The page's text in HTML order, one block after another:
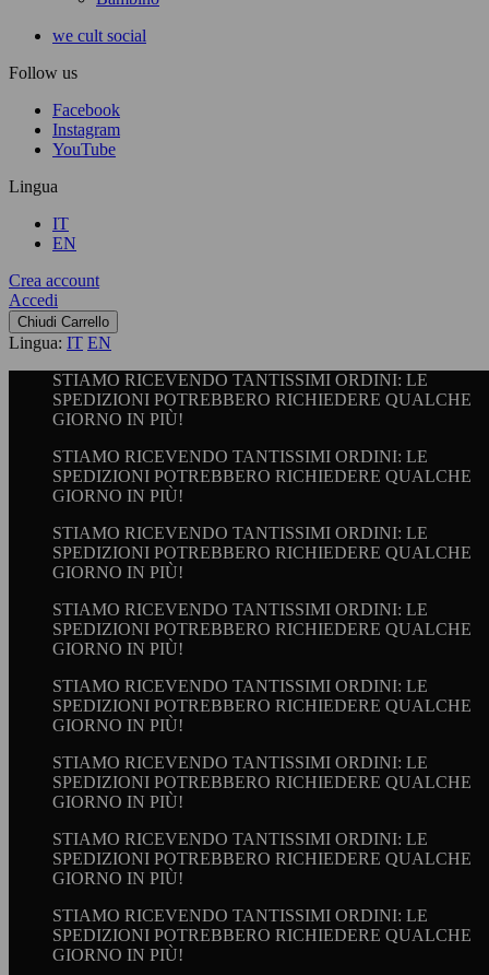
we cult social
Follow us
Facebook
Instagram
YouTube
Lingua
IT
EN
Crea account
Accedi
Chiudi Carrello
Lingua: IT EN
STIAMO RICEVENDO TANTISSIMI ORDINI: LE
SPEDIZIONI POTREBBERO RICHIEDERE QUALCHE
GIORNO IN PIÙ!
STIAMO RICEVENDO TANTISSIMI ORDINI: LE
SPEDIZIONI POTREBBERO RICHIEDERE QUALCHE
GIORNO IN PIÙ!
STIAMO RICEVENDO TANTISSIMI ORDINI: LE
SPEDIZIONI POTREBBERO RICHIEDERE QUALCHE
GIORNO IN PIÙ!
STIAMO RICEVENDO TANTISSIMI ORDINI: LE
SPEDIZIONI POTREBBERO RICHIEDERE QUALCHE
GIORNO IN PIÙ!
STIAMO RICEVENDO TANTISSIMI ORDINI: LE
SPEDIZIONI POTREBBERO RICHIEDERE QUALCHE
GIORNO IN PIÙ!
STIAMO RICEVENDO TANTISSIMI ORDINI: LE
SPEDIZIONI POTREBBERO RICHIEDERE QUALCHE
GIORNO IN PIÙ!
STIAMO RICEVENDO TANTISSIMI ORDINI: LE
SPEDIZIONI POTREBBERO RICHIEDERE QUALCHE
GIORNO IN PIÙ!
STIAMO RICEVENDO TANTISSIMI ORDINI: LE
SPEDIZIONI POTREBBERO RICHIEDERE QUALCHE
GIORNO IN PIÙ!